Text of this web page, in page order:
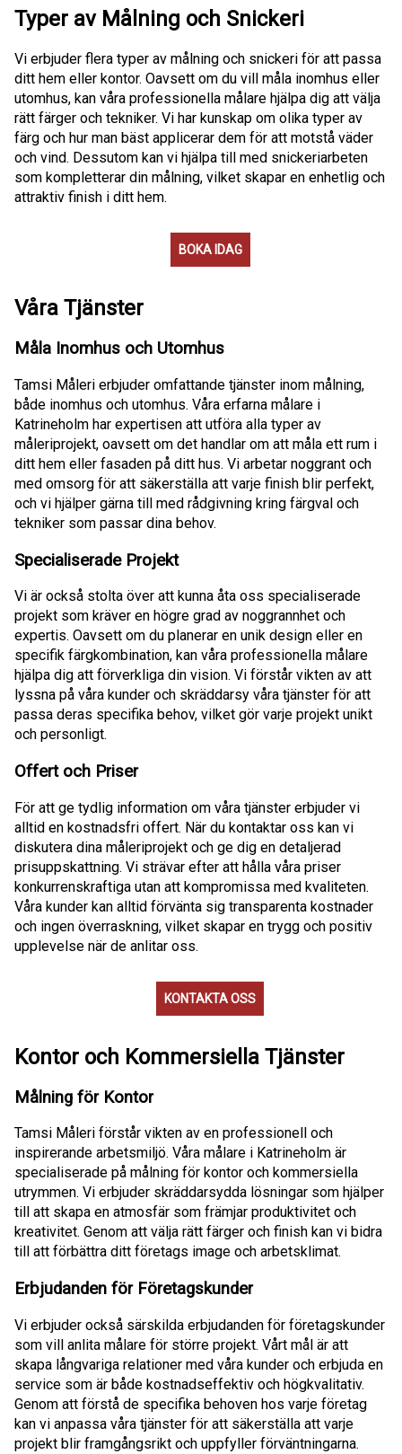
Typer av Målning och Snickeri
Vi erbjuder flera typer av målning och snickeri för att passa
ditt hem eller kontor. Oavsett om du vill måla inomhus eller
utomhus, kan våra professionella målare hjälpa dig att välja
rätt färger och tekniker. Vi har kunskap om olika typer av
färg och hur man bäst applicerar dem för att motstå väder
och vind. Dessutom kan vi hjälpa till med snickeriarbeten
som kompletterar din målning, vilket skapar en enhetlig och
attraktiv finish i ditt hem.
BOKA IDAG
Våra Tjänster
Måla Inomhus och Utomhus
Tamsi Måleri erbjuder omfattande tjänster inom målning,
både inomhus och utomhus. Våra erfarna målare i
Katrineholm har expertisen att utföra alla typer av
måleriprojekt, oavsett om det handlar om att måla ett rum i
ditt hem eller fasaden på ditt hus. Vi arbetar noggrant och
med omsorg för att säkerställa att varje finish blir perfekt,
och vi hjälper gärna till med rådgivning kring färgval och
tekniker som passar dina behov.
Specialiserade Projekt
Vi är också stolta över att kunna åta oss specialiserade
projekt som kräver en högre grad av noggrannhet och
expertis. Oavsett om du planerar en unik design eller en
specifik färgkombination, kan våra professionella målare
hjälpa dig att förverkliga din vision. Vi förstår vikten av att
lyssna på våra kunder och skräddarsy våra tjänster för att
passa deras specifika behov, vilket gör varje projekt unikt
och personligt.
Offert och Priser
För att ge tydlig information om våra tjänster erbjuder vi
alltid en kostnadsfri offert. När du kontaktar oss kan vi
diskutera dina måleriprojekt och ge dig en detaljerad
prisuppskattning. Vi strävar efter att hålla våra priser
konkurrenskraftiga utan att kompromissa med kvaliteten.
Våra kunder kan alltid förvänta sig transparenta kostnader
och ingen överraskning, vilket skapar en trygg och positiv
upplevelse när de anlitar oss.
KONTAKTA OSS
Kontor och Kommersiella Tjänster
Målning för Kontor
Tamsi Måleri förstår vikten av en professionell och
inspirerande arbetsmiljö. Våra målare i Katrineholm är
specialiserade på målning för kontor och kommersiella
utrymmen. Vi erbjuder skräddarsydda lösningar som hjälper
till att skapa en atmosfär som främjar produktivitet och
kreativitet. Genom att välja rätt färger och finish kan vi bidra
till att förbättra ditt företags image och arbetsklimat.
Erbjudanden för Företagskunder
Vi erbjuder också särskilda erbjudanden för företagskunder
som vill anlita målare för större projekt. Vårt mål är att
skapa långvariga relationer med våra kunder och erbjuda en
service som är både kostnadseffektiv och högkvalitativ.
Genom att förstå de specifika behoven hos varje företag
kan vi anpassa våra tjänster för att säkerställa att varje
projekt blir framgångsrikt och uppfyller förväntningarna.